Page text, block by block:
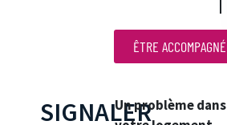
ÊTRE ACCOMPAGNÉ
SIGNALERUn problème dans